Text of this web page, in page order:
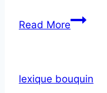
Read More
du
lexique bouquin